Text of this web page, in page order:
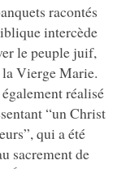
racontés
intercède
le peuple juif,
Vierge Marie.
réalisé
“un Christ
qui a été
sacrement de